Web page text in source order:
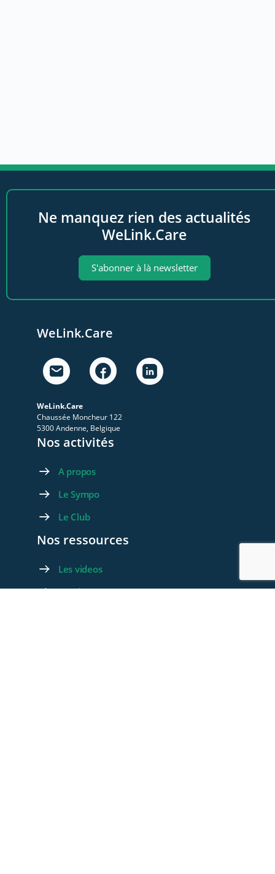
Ne manquez rien des actualités
WeLink.Care
S'abonner à là newsletter
WeLink.Care
WeLink.Care
Chaussée Moncheur 122
5300 Andenne, Belgique
Nos activités
A propos
Le Sympo
Le Club
Nos ressources
Les videos
Les documents